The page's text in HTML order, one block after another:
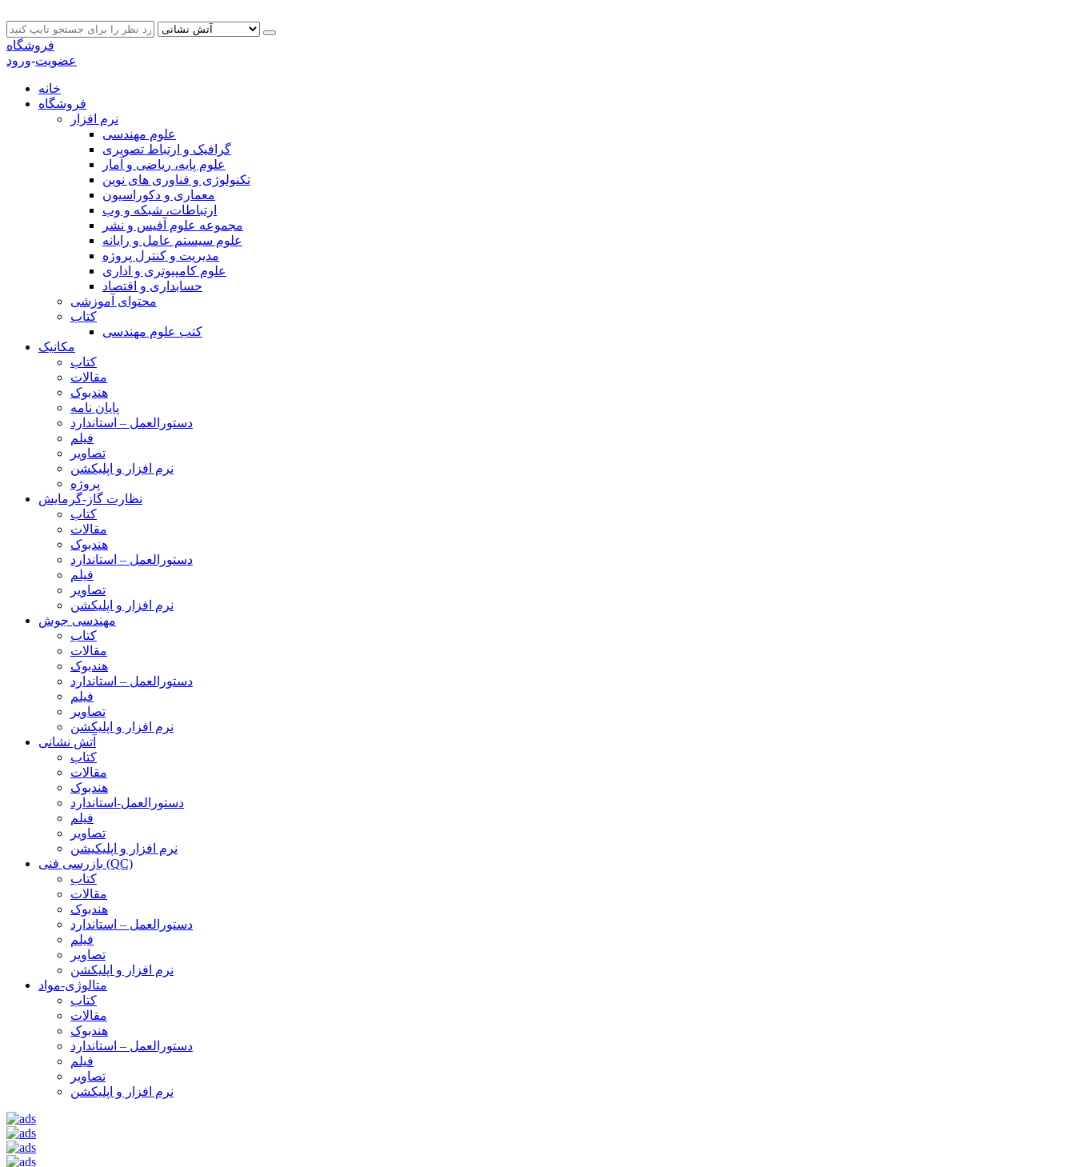
فروشگاه
عضویت-ورود
خانه
فروشگاه
نرم افزار
علوم مهندسی
گرافیک و ارتباط تصویری
علوم پایه، ریاضی و آمار
تکنولوژی و فناوری های نوین
معماری و دکوراسیون
ارتباطات، شبکه و وب
مجموعه علوم آفیس و نشر
علوم سیستم عامل و رایانه
مدیریت و کنترل پروژه
علوم کامپیوتری و اداری
حسابداری و اقتصاد
محتوای آموزشی
کتاب
کتب علوم مهندسی
مکانیک
کتاب
مقالات
هندبوک
پایان نامه
دستورالعمل – استاندارد
فیلم
تصاویر
نرم افزار و اپلیکشن
پروژه
نظارت گاز-گرمایش
کتاب
مقالات
هندبوک
دستورالعمل – استاندارد
فیلم
تصاویر
نرم افزار و اپلیکشن
مهندسی جوش
کتاب
مقالات
هندبوک
دستورالعمل – استاندارد
فیلم
تصاویر
نرم افزار و اپلیکشن
آتش نشانی
کتاب
مقالات
هندبوک
دستورالعمل-استاندارد
فیلم
تصاویر
نرم افزار و اپلیکیشن
بازرسی فنی (QC)
کتاب
مقالات
هندبوک
دستورالعمل – استاندارد
فیلم
تصاویر
نرم افزار و اپلیکشن
متالوژی-مواد
کتاب
مقالات
هندبوک
دستورالعمل – استاندارد
فیلم
تصاویر
نرم افزار و اپلیکشن